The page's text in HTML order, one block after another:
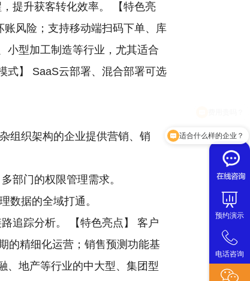
预约演示
电话咨询
提升获客转化效率。 【特色亮
风险；支持移动端扫码下单、库
小型加工制造等行业，尤其适合
式】 SaaS云部署、混合部署可选
组织架构的企业提供营销、销
部门的权限管理需求。
数据的全域打通。
追踪分析。 【特色亮点】 客户
的精细化运营；销售预测功能基
、地产等行业的中大型、集团型
适合什么样的企业？